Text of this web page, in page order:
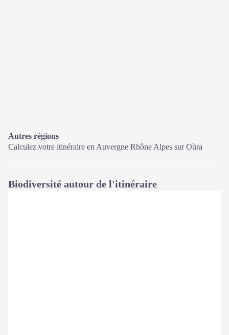
Autres régions
Calculez votre itinéraire en Auvergne Rhône Alpes surOùra
Biodiversité autour de l'itinéraire